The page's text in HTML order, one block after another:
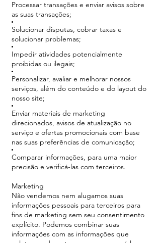
Processar transações e enviar avisos sobre
as suas transações;
Solucionar disputas, cobrar taxas e
solucionar problemas;
Impedir atividades potencialmente
proibidas ou ilegais;
Personalizar, avaliar e melhorar nossos
serviços, além do conteúdo e do layout do
nosso site;
Enviar materiais de marketing
direcionados, avisos de atualização no
serviço e ofertas promocionais com base
nas suas preferências de comunicação;
Comparar informações, para uma maior
precisão e verificá-las com terceiros.
Marketing
Não vendemos nem alugamos suas
informações pessoais para terceiros para
fins de marketing sem seu consentimento
explícito. Podemos combinar suas
informações com as informações que